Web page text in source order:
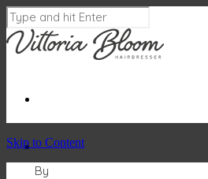
Skip to Content
By